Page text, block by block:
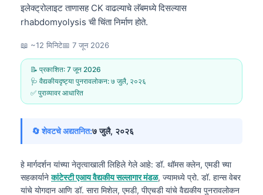
इलेक्ट्रोलाइट ताणासह CK वाढल्याचे लॅबमध्ये दिसल्यास
rhabdomyolysis ची चिंता निर्माण होते.
📖 ~12 मिनिटे📅 7 जून 2026
📝 प्रकाशित: 7 जून 2026
🩺 वैद्यकीयदृष्ट्या पुनरावलोकन: ७ जुलै, २०२६
✅ पुराव्यावर आधारित
🔄 शेवटचे अद्यतनित:७ जुलै, २०२६
हे मार्गदर्शन यांच्या नेतृत्वाखाली लिहिले गेले आहे: डॉ. थॉमस क्लेन, एमडीच्या
सहकार्यानेकांटेस्टी एआय वैद्यकीय सल्लागार मंडळ, ज्यामध्ये प्रो. डॉ. हान्स वेबर
यांचे योगदान आणि डॉ. सारा मिशेल, एमडी, पीएचडी यांचे वैद्यकीय पुनरावलोकन